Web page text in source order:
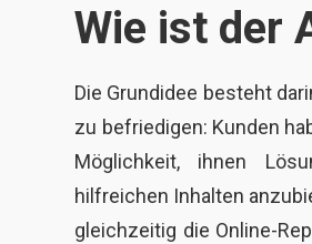
Wie ist der
Die Grundidee besteht
zu befriedigen: Kunden
Möglichkeit, ihnen
hilfreichen Inhalten
gleichzeitig die Online-